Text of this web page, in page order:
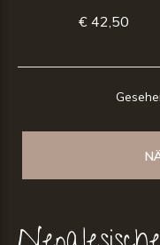
€ 42,50